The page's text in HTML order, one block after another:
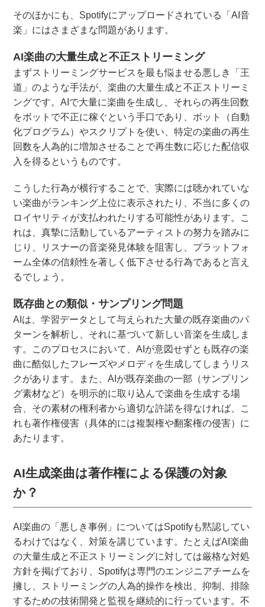
そのほかにも、Spotifyにアップロードされている「AI音
楽」にはさまざまな問題があります。
AI楽曲の大量生成と不正ストリーミング
まずストリーミングサービスを最も悩ませる悪しき「王
道」のような手法が、楽曲の大量生成と不正ストリーミ
ングです。AIで大量に楽曲を生成し、それらの再生回数
をボットで不正に稼ぐという手口であり、ボット（自動
化プログラム）やスクリプトを使い、特定の楽曲の再生
回数を人為的に増加させることで再生数に応じた配信収
入を得るというものです。
こうした行為が横行することで、実際には聴かれていな
い楽曲がランキング上位に表示されたり、不当に多くの
ロイヤリティが支払われたりする可能性があります。こ
れは、真摯に活動しているアーティストの努力を踏みに
じり、リスナーの音楽発見体験を阻害し、プラットフォ
ーム全体の信頼性を著しく低下させる行為であると言え
るでしょう。
既存曲との類似・サンプリング問題
AIは、学習データとして与えられた大量の既存楽曲のパ
ターンを解析し、それに基づいて新しい音楽を生成しま
す。このプロセスにおいて、AIが意図せずとも既存の楽
曲に酷似したフレーズやメロディを生成してしまうリス
クがあります。また、AIが既存楽曲の一部（サンプリン
グ素材など）を明示的に取り込んで楽曲を生成する場
合、その素材の権利者から適切な許諾を得なければ、こ
れも著作権侵害（具体的には複製権や翻案権の侵害）に
あたります。
AI生成楽曲は著作権による保護の対象
か？
AI楽曲の「悪しき事例」についてはSpotifyも黙認してい
るわけではなく、対策を講じています。たとえばAI楽曲
の大量生成と不正ストリーミングに対しては厳格な対処
方針を掲げており、Spotifyは専門のエンジニアチームを
擁し、ストリーミングの人為的操作を検出、抑制、排除
するための技術開発と監視を継続的に行っています。不